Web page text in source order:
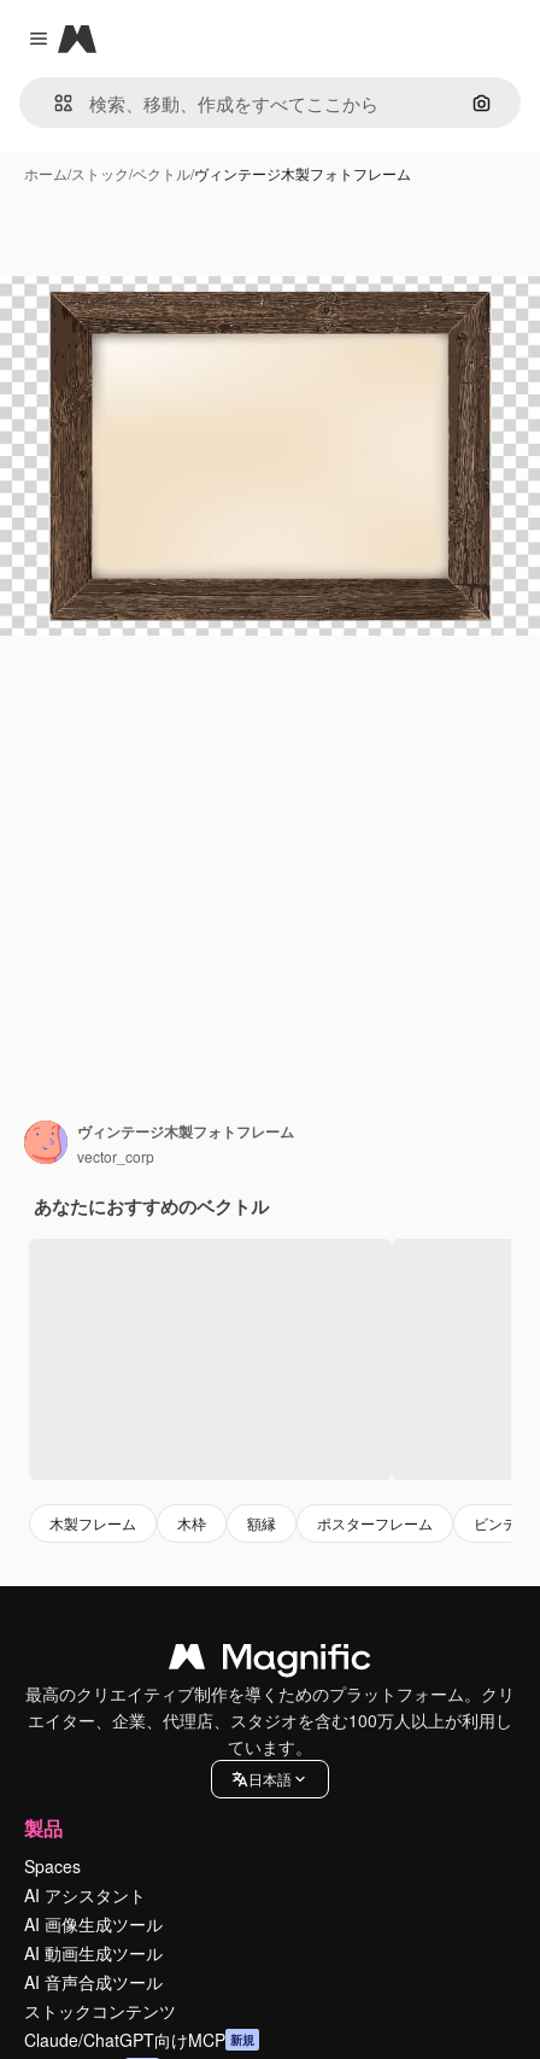
Close menu
Magnific
画像で
ホーム/ストック/ベクトル/ヴィンテージ木製フォトフレーム
ヴィンテージ木製フォトフレーム
vector_corp
あなたにおすすめのベクトル
木製フレーム 木枠 額縁 ポスターフレーム ビンテー
最高のクリエイティブ制作を導くためのプラットフォーム。クリ
エイター、企業、代理店、スタジオを含む100万人以上が利用し
ています。
日本語
製品
Spaces
AI アシスタント
AI 画像生成ツール
AI 動画生成ツール
AI 音声合成ツール
ストックコンテンツ
Claude/ChatGPT向けMCP 新規